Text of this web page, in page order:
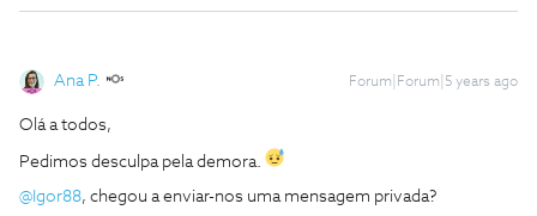
Ana P. Forum|Forum|5 years ago
Olá a todos,
Pedimos desculpa pela demora.
@Igor88, chegou a enviar-nos uma mensagem privada?